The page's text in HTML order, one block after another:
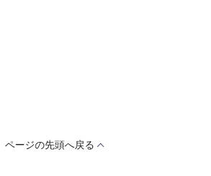
ページの先頭へ戻る